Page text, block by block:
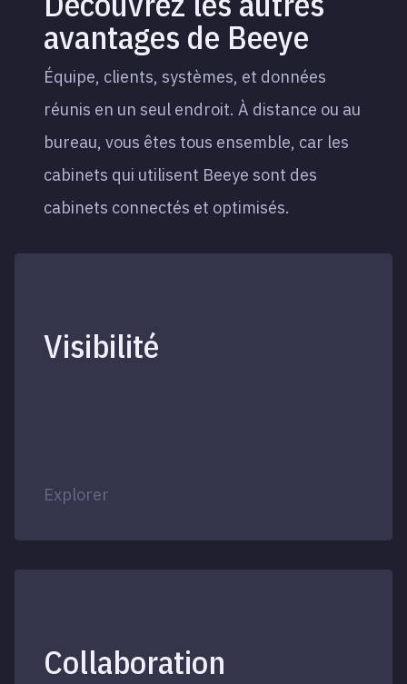
avantages de Beeye
Équipe, clients, systèmes, et données
réunis en un seul endroit. À distance ou au
bureau, vous êtes tous ensemble, car les
cabinets qui utilisent Beeye sont des
cabinets connectés et optimisés.
Visibilité
Explorer
Collaboration